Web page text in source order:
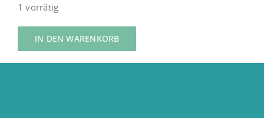
1 vorrätig
IN DEN WARENKORB